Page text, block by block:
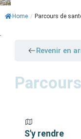
AGENDA
DÉMARCHES
MES
FACTURES
Home / Parcours de
.
Revenir en
S'y rendre